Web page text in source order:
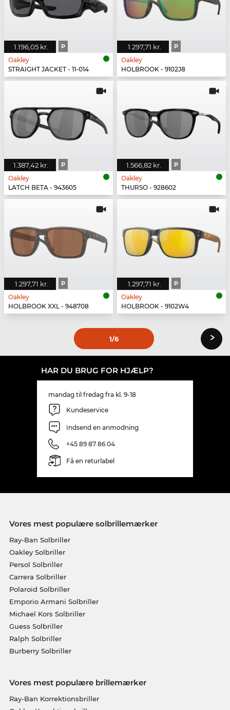
1.196,05 kr. P
Oakley
STRAIGHT JACKET - 11-014
1.297,71 kr. P
Oakley
HOLBROOK - 9102J8
1.387,42 kr. P
Oakley
LATCH BETA - 943605
1.566,82 kr. P
Oakley
THURSO - 928602
1.297,71 kr. P
Oakley
HOLBROOK XXL - 948708
1.297,71 kr. P
Oakley
HOLBROOK - 9102W4
1/6 ›
HAR DU BRUG FOR HJÆLP?
mandag til fredag fra kl. 9-18
Kundeservice
Indsend en anmodning
+45 89 87 86 04
Få en returlabel
Vores mest populære solbrillemærker
Ray-Ban Solbriller
Oakley Solbriller
Persol Solbriller
Carrera Solbriller
Polaroid Solbriller
Emporio Armani Solbriller
Michael Kors Solbriller
Guess Solbriller
Ralph Solbriller
Burberry Solbriller
Vores mest populære brillemærker
Ray-Ban Korrektionsbriller